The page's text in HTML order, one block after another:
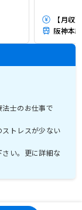
【月収
阪神本
士のお仕事で
トレスが少ない
い。更に詳細な